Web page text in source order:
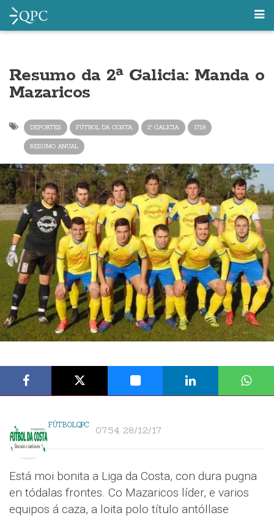
Resumo da 2ª Galicia: Manda o
Mazaricos
DEPORTES FÚTBOL DA COSTA 2ª GALICIA 1718
RESUMO ANUAL
FÚTBOLQPC 07:54 28/12/17
Está moi bonita a Liga da Costa, con dura pugna
en tódalas frontes. Co Mazaricos líder, e varios
equipos á caza, a loita polo título antóllase